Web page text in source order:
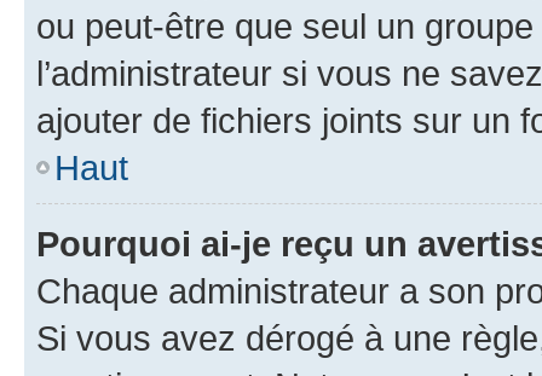
ou peut-être que seul un
l’administrateur si vous ne
ajouter de fichiers joints sur un
Haut
Pourquoi ai-je reçu un
Chaque administrateur a son
Si vous avez dérogé à une